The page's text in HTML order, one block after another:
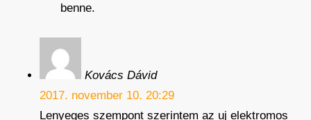
benne.
Kovács Dávid
2017. november 10. 20:29
Lenyeges szempont szerintem az uj elektromos